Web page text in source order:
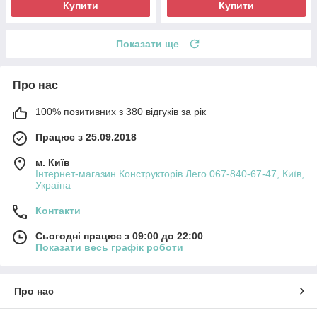
Купити Купити
Показати ще
Про нас
100% позитивних з 380 відгуків за рік
Працює з 25.09.2018
м. Київ
Інтернет-магазин Конструкторів Лего 067-840-67-47, Київ,
Україна
Контакти
Сьогодні працює з 09:00 до 22:00
Показати весь графік роботи
Про нас